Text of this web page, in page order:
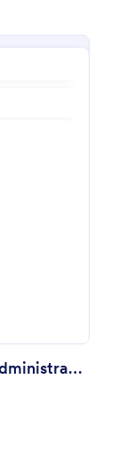
Formulario De Postulación Administrativa